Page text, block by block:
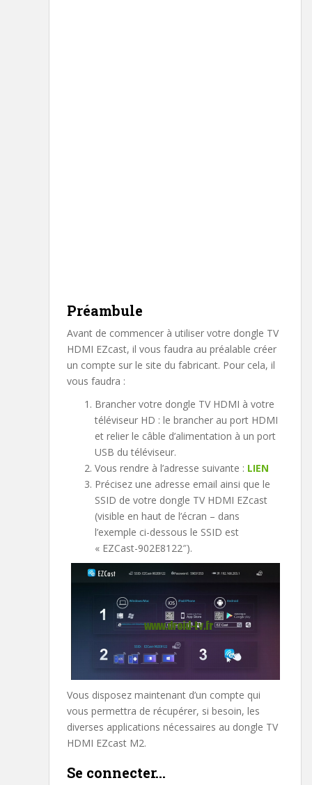
Préambule
Avant de commencer à utiliser votre dongle TV
HDMI EZcast, il vous faudra au préalable créer
un compte sur le site du fabricant. Pour cela, il
vous faudra :
Brancher votre dongle TV HDMI à votre
téléviseur HD : le brancher au port HDMI
et relier le câble d’alimentation à un port
USB du téléviseur.
Vous rendre à l’adresse suivante : LIEN
Précisez une adresse email ainsi que le
SSID de votre dongle TV HDMI EZcast
(visible en haut de l’écran – dans
l’exemple ci-dessous le SSID est
« EZCast-902E8122″).
Vous disposez maintenant d’un compte qui
vous permettra de récupérer, si besoin, les
diverses applications nécessaires au dongle TV
HDMI EZcast M2.
Se connecter…